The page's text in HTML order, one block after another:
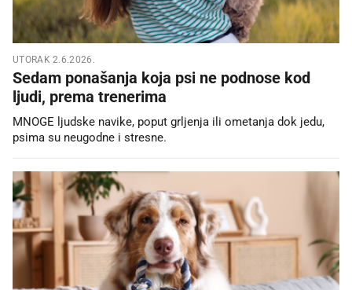
UTORAK 2.6.2026.
Sedam ponašanja koja psi ne podnose kod
ljudi, prema trenerima
MNOGE ljudske navike, poput grljenja ili ometanja dok jedu,
psima su neugodne i stresne.